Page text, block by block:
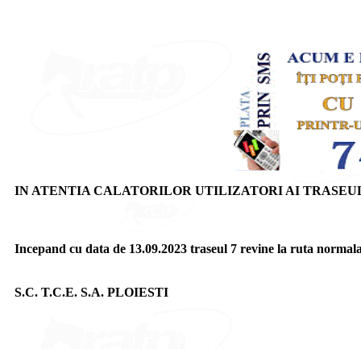
IN ATENTIA CALATORILOR UTILIZATORI AI
Incepand cu data de 13.09.2023 traseul 7 revine la ruta
S.C. T.C.E. S.A. PLOIESTI